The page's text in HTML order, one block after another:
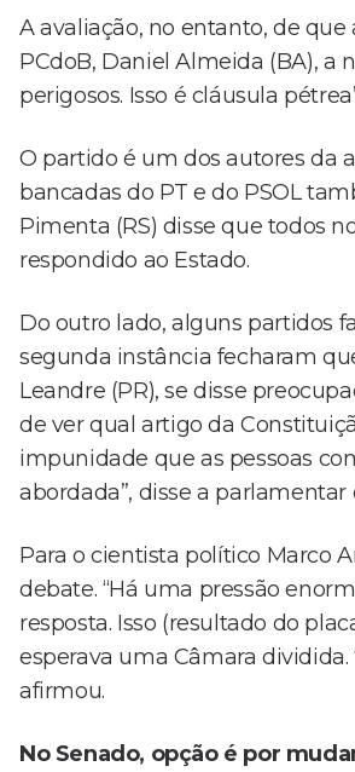
A avaliação, no entanto, de
PCdoB, Daniel Almeida (BA), a
perigosos. Isso é cláusula
O partido é um dos autores da
bancadas do PT e do PSOL
Pimenta (RS) disse que todos
respondido ao Estado.
Do outro lado, alguns partidos
segunda instância fecharam
Leandre (PR), se disse
de ver qual artigo da
impunidade que as pessoas
abordada”, disse a parlamentar
Para o cientista político Marco
debate. “Há uma pressão
resposta. Isso (resultado do
esperava uma Câmara
afirmou.
No Senado, opção é por